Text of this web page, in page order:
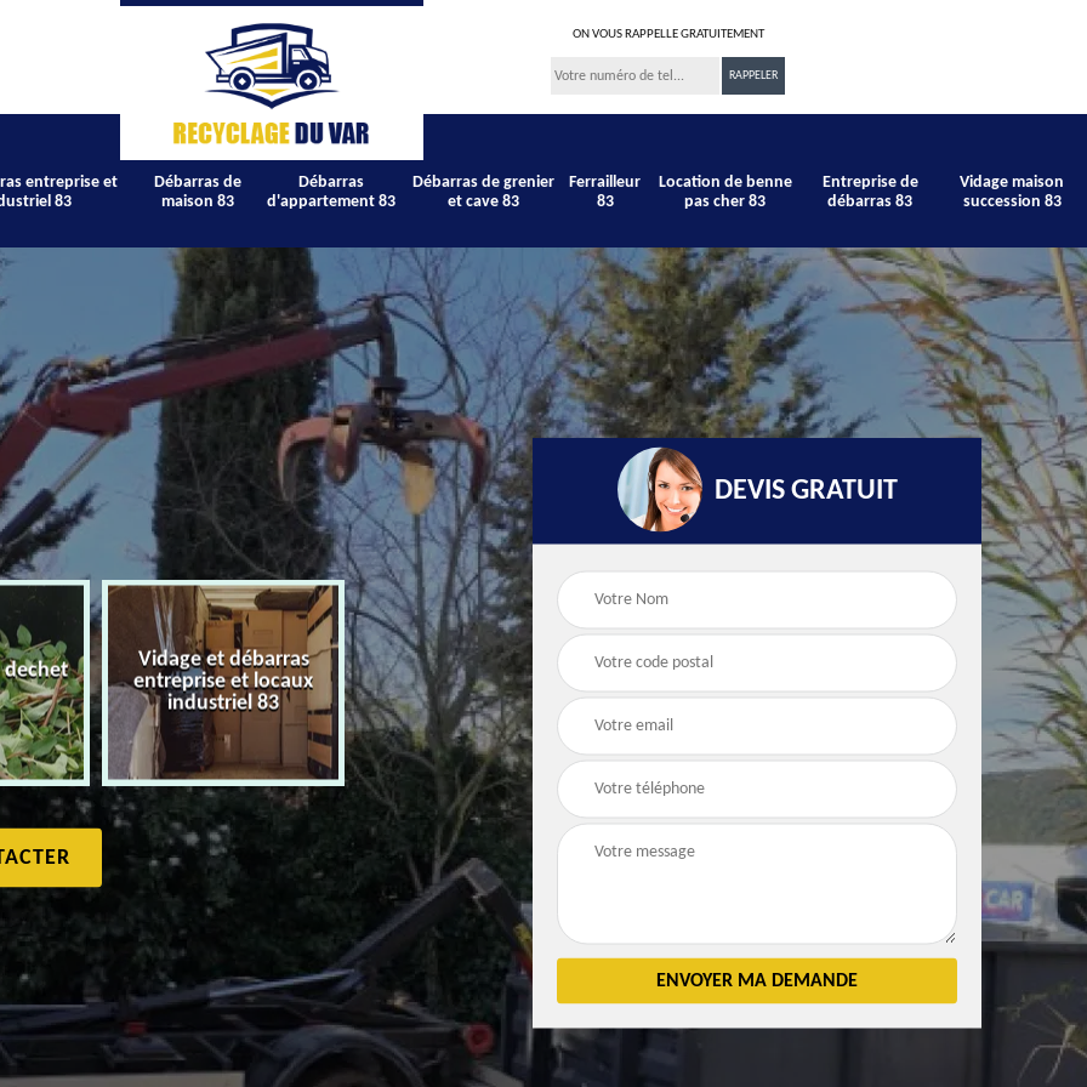
ON VOUS RAPPELLE GRATUITEMENT
entreprise et
83
Débarras de
maison 83
Débarras
d'appartement 83
Débarras de grenier
et cave 83
Ferrailleur
83
Location de benne
pas cher 83
Entreprise de
débarras 83
Vidage maison
succession 83
dechet
Vidage et débarras
entreprise et locaux
industriel 83
Débarras de maison 83
Débarras
d'appartement 83
Débarras de grenier et
cave 83
DEVIS GRATUIT